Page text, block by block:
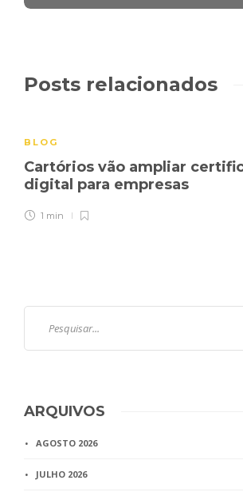
Posts relacionados
BLOG
Cartórios vão ampliar
digital para empresas
1 min
ARQUIVOS
AGOSTO 2026
JULHO 2026